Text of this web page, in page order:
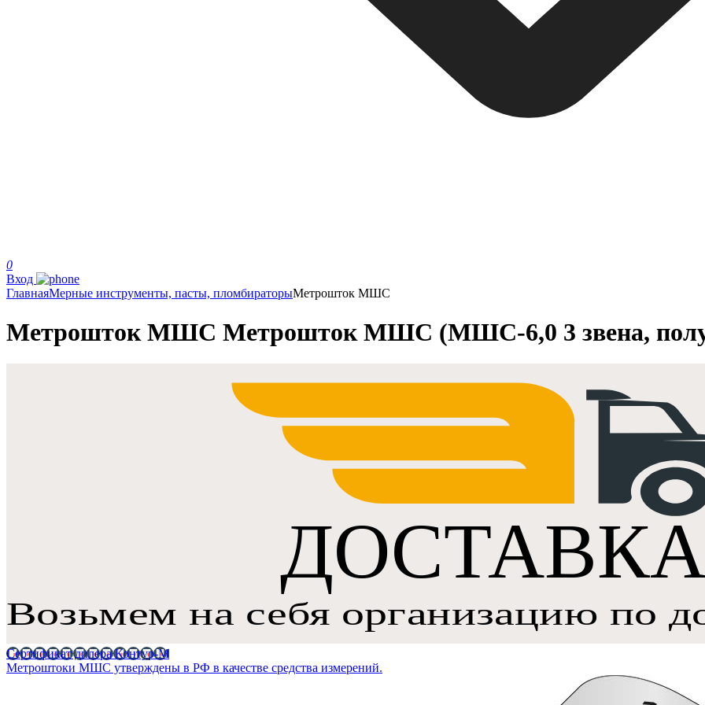
0
Вход
ГлавнаяМерные инструменты, пасты, пломбираторыМетрошток МШС
Метрошток МШС Метрошток МШС (МШС-6,0 3 звена,
Сертификат дилера Контур-М
Метроштоки МШС утверждены в РФ в качестве средства измерений.